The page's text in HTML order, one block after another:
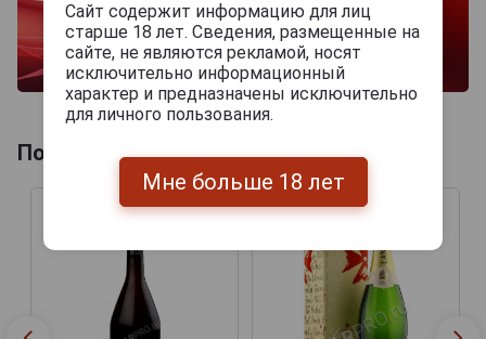
Похожие Шампанские
Сайт содержит информацию для лиц
старше 18 лет. Сведения, размещенные на
сайте, не являются рекламой, носят
исключительно информационный
характер и предназначены исключительно
для личного пользования.
Мне больше 18 лет